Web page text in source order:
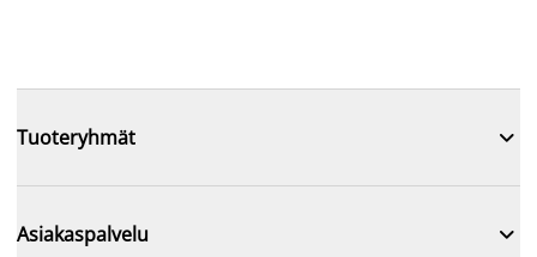
Tuoteryhmät 
Asiakaspalvelu 